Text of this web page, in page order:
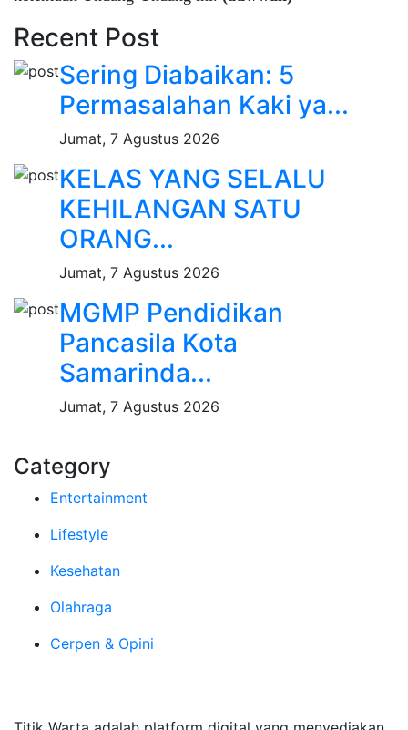
Recent Post
Sering Diabaikan: 5
Permasalahan Kaki ya...
Jumat, 7 Agustus 2026
KELAS YANG SELALU
KEHILANGAN SATU
ORANG...
Jumat, 7 Agustus 2026
MGMP Pendidikan
Pancasila Kota
Samarinda...
Jumat, 7 Agustus 2026
Category
Entertainment
Lifestyle
Kesehatan
Olahraga
Cerpen & Opini